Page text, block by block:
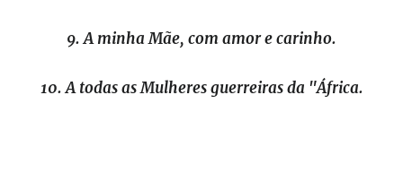
9. A minha Mãe, com amor e carinho.
10. A todas as Mulheres guerreiras da "África.